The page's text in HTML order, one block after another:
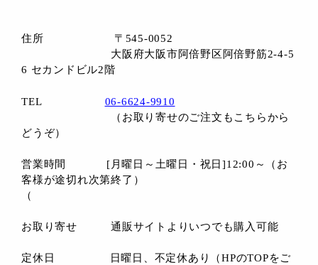
住所 〒545-0052
大阪府大阪市阿倍野区阿倍野筋2-4-5
6 セカンドビル2階
TEL
06-6624-9910
（お取り寄せのご注文もこちらから
どうぞ）
営業時間 [月曜日～土曜日・祝日]12:00～（お
客様が途切れ次第終了）
（
お取り寄せ 通販サイトよりいつでも購入可能
定休日 日曜日、不定休あり（HPのTOPをご